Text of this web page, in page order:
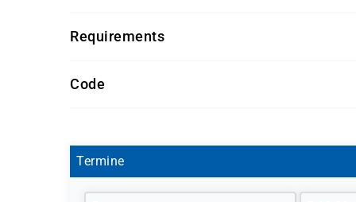
Pflegeeinrichtungen, pflegende Angehörige
Requirements
Code
Termine